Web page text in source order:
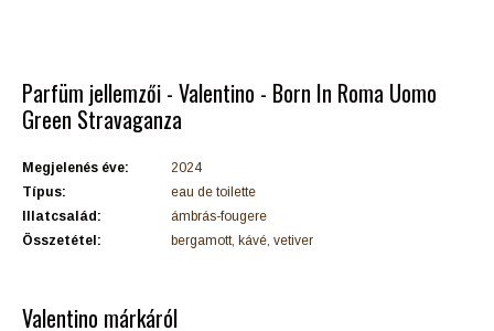
Parfüm jellemzői - Valentino - Born In Roma Uomo
Green Stravaganza
Megjelenés éve:
2024
Típus:
eau de toilette
Illatcsalád:
ámbrás-fougere
Összetétel:
bergamott, kávé, vetiver
Valentino márkáról